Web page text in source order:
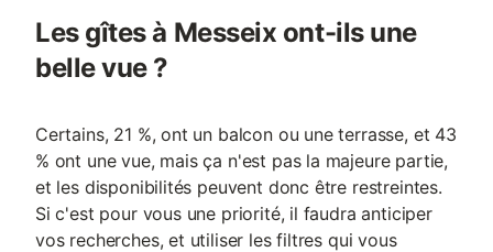
Les gîtes à Messeix ont-ils une
belle vue ?
Certains, 21 %, ont un balcon ou une terrasse, et 43
% ont une vue, mais ça n'est pas la majeure partie,
et les disponibilités peuvent donc être restreintes.
Si c'est pour vous une priorité, il faudra anticiper
vos recherches, et utiliser les filtres qui vous